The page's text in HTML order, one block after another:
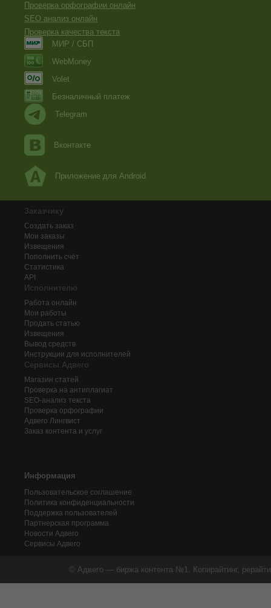
Проверка орфографии онлайн
SEO анализ онлайн
Проверка качества текста
МИР / СБП
WebMoney
Volet
Безналичный платеж
Telegram
Вконтакте
Приложение для Android
Заказчику
Создать заказ
Мои заказы
Извещения
Пополнить счёт
Статистика
API
Исполнителю
Работа онлайн
Мои работы
Продать статью
Извещения
Вывод средств
Инструкции для исполнителей
Сервисы Адвего
Магазин статей
Проверка на антиплагиат
SEO-анализ текста
Проверка орфографии
Адвего Лингвист
Заказ контента и услуг
Информация
Пользовательское соглашение
Политика конфиденциальности
Поддержка пользователей
Партнерская программа
Новости Адвего
Сервисы Адвего
© Адвего — биржа контента №1. Копирайтинг,